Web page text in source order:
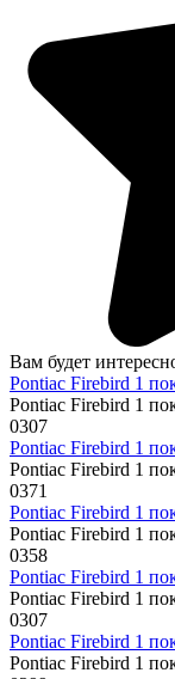
Вам будет
Pontiac Firebird 1
Pontiac Firebird 1
0307
Pontiac Firebird 1
Pontiac Firebird 1
0371
Pontiac Firebird 1
Pontiac Firebird 1
0358
Pontiac Firebird 1
Pontiac Firebird 1
0307
Pontiac Firebird 1
Pontiac Firebird 1